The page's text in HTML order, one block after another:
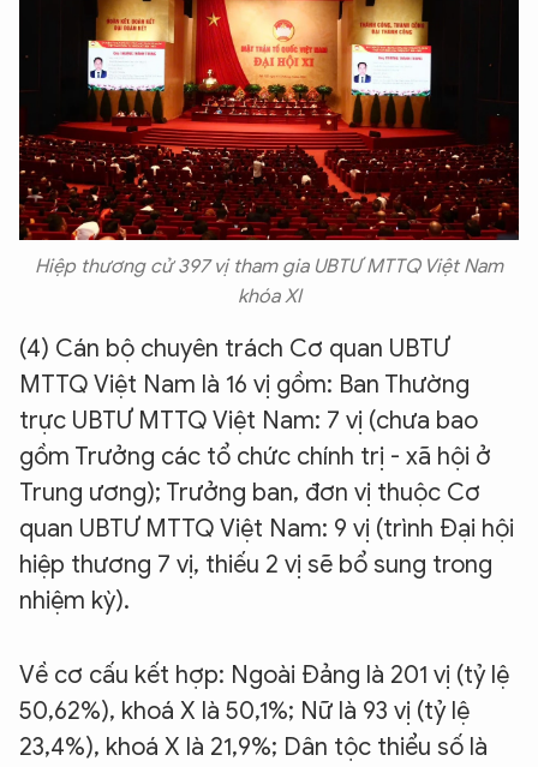
Hiệp thương cử 397 vị tham gia UBTƯ MTTQ Việt Nam
khóa XI
(4) Cán bộ chuyên trách Cơ quan UBTƯ
MTTQ Việt Nam là 16 vị gồm: Ban Thường
trực UBTƯ MTTQ Việt Nam: 7 vị (chưa bao
gồm Trưởng các tổ chức chính trị - xã hội ở
Trung ương); Trưởng ban, đơn vị thuộc Cơ
quan UBTƯ MTTQ Việt Nam: 9 vị (trình Đại hội
hiệp thương 7 vị, thiếu 2 vị sẽ bổ sung trong
nhiệm kỳ).
Về cơ cấu kết hợp: Ngoài Đảng là 201 vị (tỷ lệ
50,62%), khoá X là 50,1%; Nữ là 93 vị (tỷ lệ
23,4%), khoá X là 21,9%; Dân tộc thiểu số là